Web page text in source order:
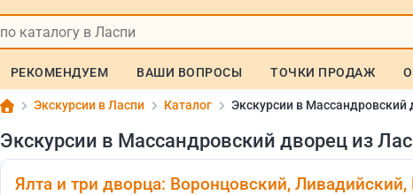
РЕКОМЕНДУЕМ ВАШИ ВОПРОСЫ ТОЧКИ ПРОДАЖ
Экскурсии в Ласпи Каталог Экскурсии в Массандровский
Экскурсии в Массандровский дворец из
Ялта и три дворца: Воронцовский,